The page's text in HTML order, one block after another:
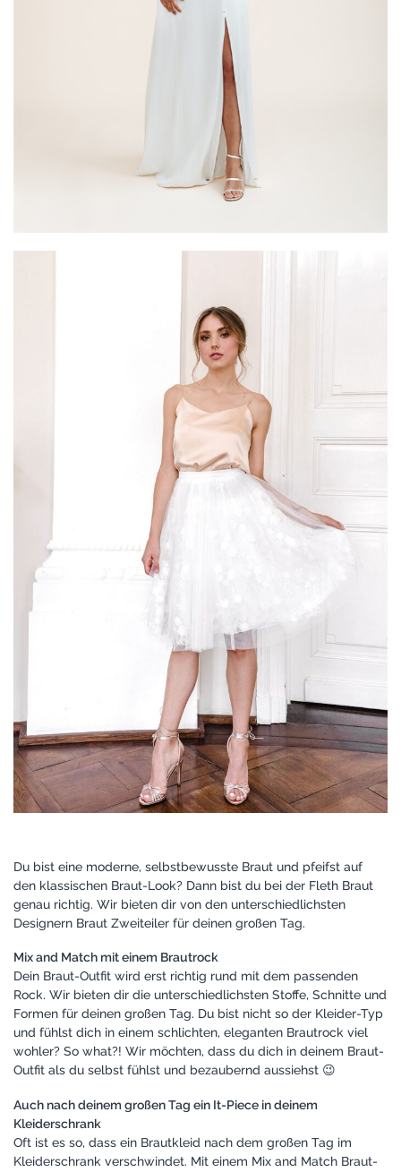
Du bist eine moderne, selbstbewusste Braut und pfeifst auf
den klassischen Braut-Look? Dann bist du bei der Fleth Braut
genau richtig. Wir bieten dir von den unterschiedlichsten
Designern Braut Zweiteiler für deinen großen Tag.
Mix and Match mit einem Brautrock
Dein Braut-Outfit wird erst richtig rund mit dem passenden
Rock. Wir bieten dir die unterschiedlichsten Stoffe, Schnitte und
Formen für deinen großen Tag. Du bist nicht so der Kleider-Typ
und fühlst dich in einem schlichten, eleganten Brautrock viel
wohler? So what?! Wir möchten, dass du dich in deinem Braut-
Outfit als du selbst fühlst und bezaubernd aussiehst 😉
Auch nach deinem großen Tag ein It-Piece in deinem
Kleiderschrank
Oft ist es so, dass ein Brautkleid nach dem großen Tag im
Kleiderschrank verschwindet. Mit einem Mix and Match Braut-